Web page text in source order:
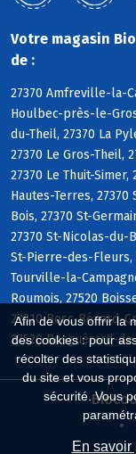
Afin de vous offrir la
des cookies : pour
récolter des
du site et vous
sécurité. Vous
En savoir
Votre magasin
de :
27370 Amfreville-la-
Houlbec-près-le-
du-Theil, 27370 La
27370 Le Gros-Theil,
27370 Le Thuit-
Hautes-Terres,
Bois, 27370 St-
27370 St-Nicolas-du-
St-Pierre-des-Fleurs,
Tourville-la-
Roumois, 27520
27310 Bosc-Bénard-
27520 Bosguérard-